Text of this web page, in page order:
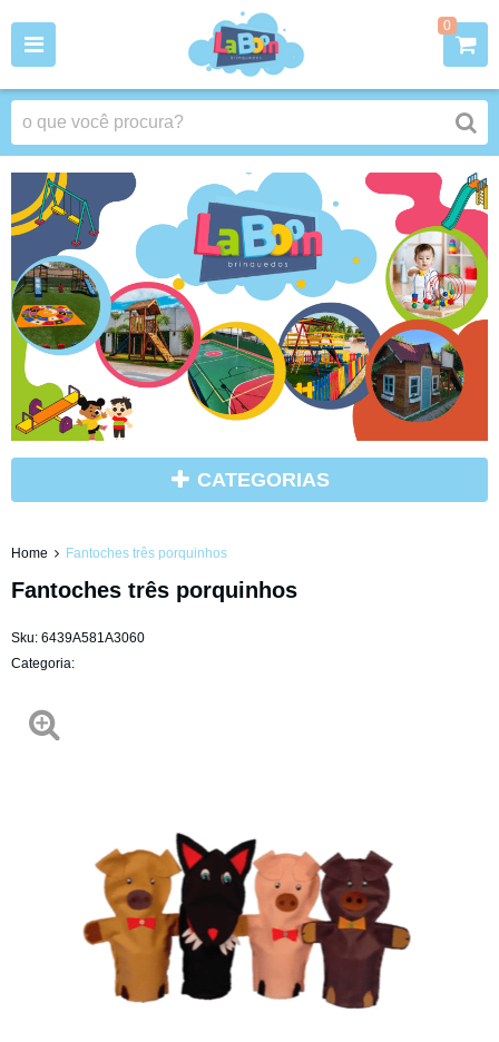
0
CATEGORIAS
Home Fantoches três porquinhos
Fantoches três porquinhos
Sku: 6439A581A3060
Categoria: